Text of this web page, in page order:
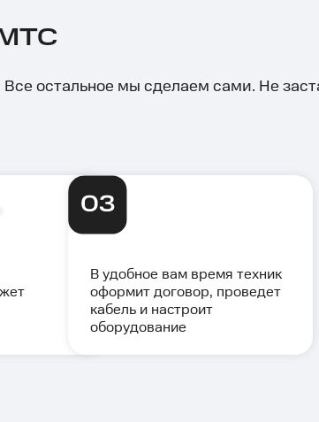
Все остальное мы сделаем сами. Не
В удобное вам время техник
оформит договор, проведет
кабель и настроит
оборудование